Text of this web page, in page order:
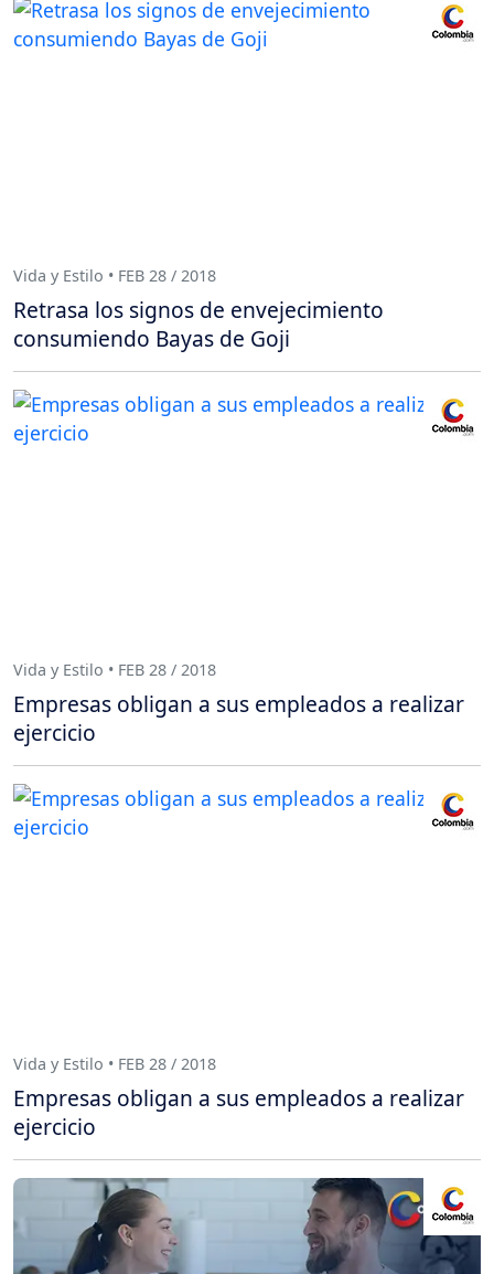
Vida y Estilo • FEB 28 / 2018
Retrasa los signos de envejecimiento
consumiendo Bayas de Goji
Vida y Estilo • FEB 28 / 2018
Empresas obligan a sus empleados a realizar
ejercicio
Vida y Estilo • FEB 28 / 2018
Empresas obligan a sus empleados a realizar
ejercicio